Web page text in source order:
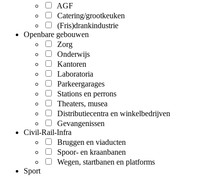
AGF
Catering/grootkeuken
(Fris)drankindustrie
Openbare gebouwen
Zorg
Onderwijs
Kantoren
Laboratoria
Parkeergarages
Stations en perrons
Theaters, musea
Distributiecentra en winkelbedrijven
Gevangenissen
Civil-Rail-Infra
Bruggen en viaducten
Spoor- en kraanbanen
Wegen, startbanen en platforms
Sport